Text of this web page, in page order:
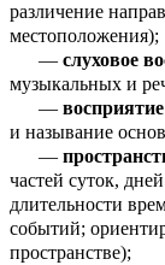
различение
местоположения);
— слуховое
музыкальных и
—
и называние
—
частей суток,
длительности
событий;
пространстве);